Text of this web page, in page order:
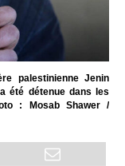
palestinienne Jenin
été détenue dans les
: Mosab Shawer /